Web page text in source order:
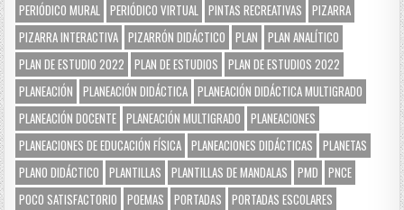
PERIÓDICO MURAL PERIÓDICO VIRTUAL PINTAS RECREATIVAS
PIZARRA
PIZARRA INTERACTIVA PIZARRÓN DIDÁCTICO PLAN
PLAN ANALÍTICO
PLAN DE ESTUDIO 2022
PLAN DE ESTUDIOS
PLAN DE ESTUDIOS 2022
PLANEACIÓN
PLANEACIÓN DIDÁCTICA PLANEACIÓN DIDÁCTICA MULTIGRADO
PLANEACIÓN DOCENTE PLANEACIÓN MULTIGRADO
PLANEACIONES
PLANEACIONES DE EDUCACIÓN FÍSICA PLANEACIONES DIDÁCTICAS
PLANETAS
PLANO DIDÁCTICO
PLANTILLAS PLANTILLAS DE MANDALAS PMD
PNCE
POCO SATISFACTORIO
POEMAS PORTADAS
PORTADAS ESCOLARES